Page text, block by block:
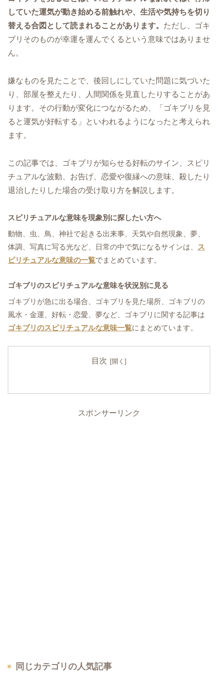
していた運気が動き始める前触れや、生活や気持ちを切り
替える合図として読まれることがあります。 ただし、ゴキ
ブリそのものが幸運を運んでくるという意味ではありませ
ん。
嫌なものを見たことで、後回しにしていた問題に気づいた
り、部屋を整えたり、人間関係を見直したりすることがあ
ります。その行動が変化につながるため、「ゴキブリを見
ると運気が好転する」といわれるようになったと考えられ
ます。
この記事では、ゴキブリが知らせる好転のサイン、スピリ
チュアルな波動、お告げ、恋愛や復縁への意味、殺したり
退治したりした場合の受け取り方を解説します。
スピリチュアルな意味を現象別に探したい方へ
動物、虫、鳥、神社で起きる出来事、天気や自然現象、夢、
体調、写真に写る光など、日常の中で気になるサインは、 ス
ピリチュアルな意味の一覧でまとめています。
ゴキブリのスピリチュアルな意味を状況別に見る
ゴキブリが急に出る場合、ゴキブリを見た場所、ゴキブリの
風水・金運、好転・恋愛、夢など、ゴキブリに関する記事は
ゴキブリのスピリチュアルな意味一覧にまとめています。
目次
スポンサーリンク
同じカテゴリの人気記事